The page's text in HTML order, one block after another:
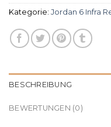
Kategorie: Jordan 6 Infra
BESCHREIBUNG
BEWERTUNGEN (0)